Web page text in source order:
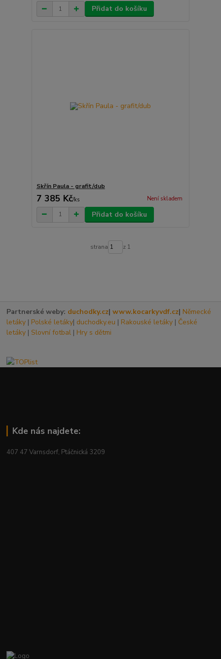
Přidat do košíku
Skřín Paula - grafit/dub
7 385 Kč/ks Není skladem
Přidat do košíku
strana z 1
Partnerské weby: duchodky.cz|www.kocarkyvdf.cz| Německé
letáky | Polské letáky| duchodky.eu | Rakouské letáky | České
letáky | Slovní fotbal | Hry s dětmi
Kde nás najdete:
407 47 Varnsdorf, Ptáčnická 3209